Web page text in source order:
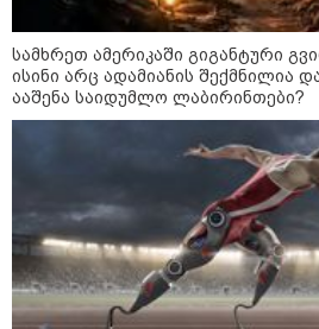
22:45 / 07-
14 წლის
პაპა და
სკოლაში
13:24 / 07-
სამხრეთ ამერიკაში გიგანტური
ისინი არც ადამიანის შექმნილია
ააშენა საიდუმლო ლაბირინთები?